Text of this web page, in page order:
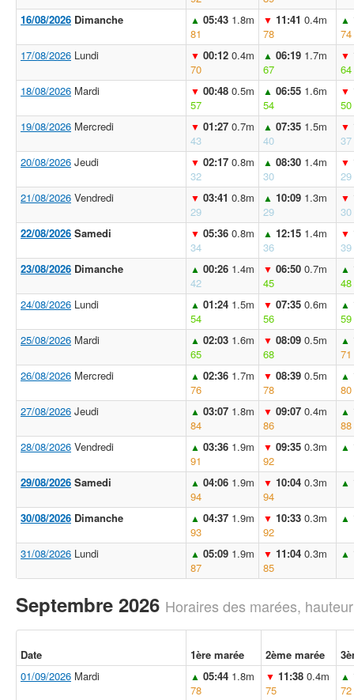
16/08/2026 Dimanche ▲ 05:43 1.8m
81
▼ 11:41 0.4m
78
▲
74
17/08/2026 Lundi ▼ 00:12 0.4m
70
▲ 06:19 1.7m
67
▼
64
18/08/2026 Mardi ▼ 00:48 0.5m
57
▲ 06:55 1.6m
54
▼
50
19/08/2026 Mercredi ▼ 01:27 0.7m
43
▲ 07:35 1.5m
40
▼
37
20/08/2026 Jeudi ▼ 02:17 0.8m
32
▲ 08:30 1.4m
30
▼
29
21/08/2026 Vendredi ▼ 03:41 0.8m
29
▲ 10:09 1.3m
29
▼
30
22/08/2026 Samedi ▼ 05:36 0.8m
34
▲ 12:15 1.4m
36
▼
39
23/08/2026 Dimanche ▲ 00:26 1.4m
42
▼ 06:50 0.7m
45
▲
48
24/08/2026 Lundi ▲ 01:24 1.5m
54
▼ 07:35 0.6m
56
▲
59
25/08/2026 Mardi ▲ 02:03 1.6m
65
▼ 08:09 0.5m
68
▲
71
26/08/2026 Mercredi ▲ 02:36 1.7m
76
▼ 08:39 0.5m
78
▲
80
27/08/2026 Jeudi ▲ 03:07 1.8m
84
▼ 09:07 0.4m
86
▲
88
28/08/2026 Vendredi ▲ 03:36 1.9m
91
▼ 09:35 0.3m
92
▲
29/08/2026 Samedi ▲ 04:06 1.9m
94
▼ 10:04 0.3m
94
▲
30/08/2026 Dimanche ▲ 04:37 1.9m
93
▼ 10:33 0.3m
92
▲
31/08/2026 Lundi ▲ 05:09 1.9m
87
▼ 11:04 0.3m
85
▲
Septembre 2026 Horaires des marées,
Date 1ère marée 2ème marée
01/09/2026 Mardi ▲ 05:44 1.8m
78
▼ 11:38 0.4m
75
▲
72